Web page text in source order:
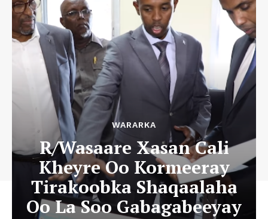
WARARKA
R/Wasaare Xasan Cali
Kheyre Oo Kormeeray
Tirakoobka Shaqaalaha
Oo La Soo Gabagabeeyay